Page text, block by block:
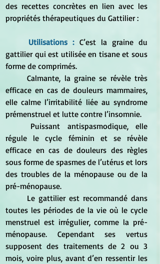
des recettes concrètes en lien avec les
propriétés thérapeutiques du Gattilier :
	Utilisations :
C’est la graine du
gattilier qui est utilisée en tisane et sous
forme de comprimés.
	Calmante, la graine se révèle très
efficace en cas de douleurs mammaires,
elle calme l’irritabilité liée au syndrome
prémenstruel et lutte contre l’insomnie.
régule le cycle féminin et se révèle
efficace en cas de douleurs des règles
sous forme de spasmes de l’utérus et lors
des troubles de la ménopause ou de la
pré-ménopause.
toutes les périodes de la vie où le cycle
menstruel est irrégulier, comme la pré-
ménopause. Cependant ses vertus
supposent des traitements de 2 ou 3
mois, voire plus, avant d’en ressentir les